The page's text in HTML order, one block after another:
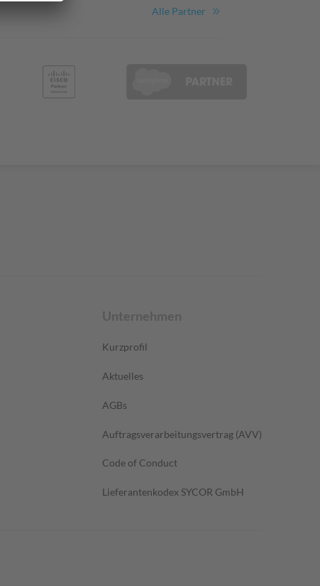
Alle Partner
Unternehmen
Kurzprofil
Aktuelles
AGBs
Auftragsverarbeitungsvertrag (AVV)
Code of Conduct
Lieferantenkodex SYCOR GmbH